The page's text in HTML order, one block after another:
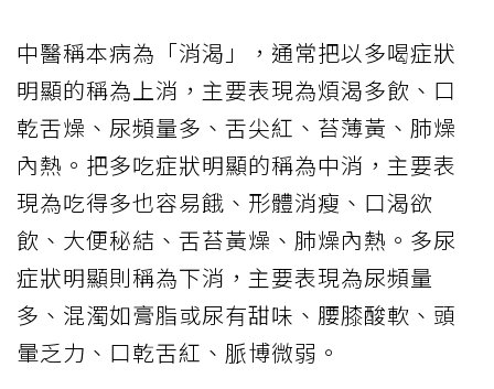
中醫稱本病為「消渴」，通常把以多喝症狀
明顯的稱為上消，主要表現為煩渴多飲、口
乾舌燥、尿頻量多、舌尖紅、苔薄黃、肺燥
內熱。把多吃症狀明顯的稱為中消，主要表
現為吃得多也容易餓、形體消瘦、口渴欲
飲、大便秘結、舌苔黃燥、肺燥內熱。多尿
症狀明顯則稱為下消，主要表現為尿頻量
多、混濁如膏脂或尿有甜味、腰膝酸軟、頭
暈乏力、口乾舌紅、脈博微弱。